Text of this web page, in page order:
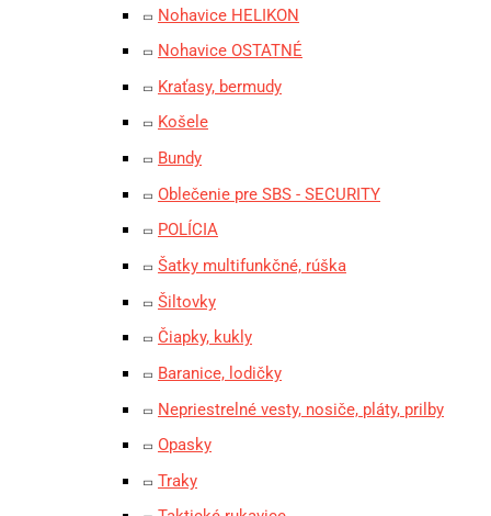
Nohavice HELIKON
Nohavice OSTATNÉ
Kraťasy, bermudy
Košele
Bundy
Oblečenie pre SBS - SECURITY
POLÍCIA
Šatky multifunkčné, rúška
Šiltovky
Čiapky, kukly
Baranice, lodičky
Nepriestrelné vesty, nosiče, pláty, prilby
Opasky
Traky